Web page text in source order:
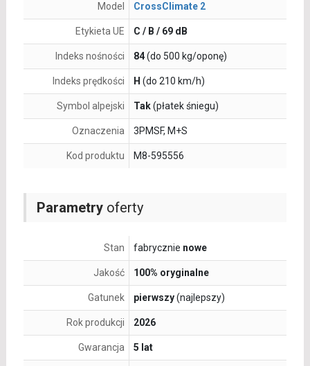
Parametryoferty
Stan fabrycznie nowe
Jakość 100% oryginalne
Gatunek pierwszy(najlepszy)
Rok produkcji 2026
Gwarancja 5 lat
Model CrossClimate 2
Etykieta UE C / B / 69 dB
Indeks nośności 84(do 500 kg/oponę)
Indeks prędkości H (do 210 km/h)
Symbol alpejski Tak(płatek śniegu)
Oznaczenia 3PMSF, M+S
Kod produktu M8-595556